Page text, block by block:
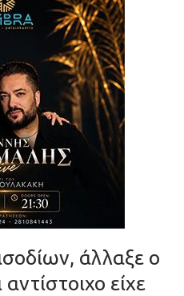
άλλαξε ο
είχε